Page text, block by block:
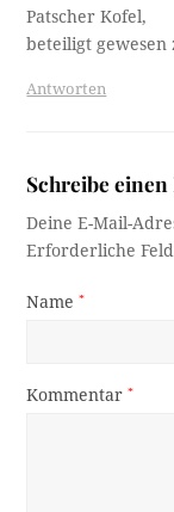
Patscher Kofel,
beteiligt gewesen
Antworten
Schreibe
Deine E-Mail-
Erforderliche
Name*
Kommentar*